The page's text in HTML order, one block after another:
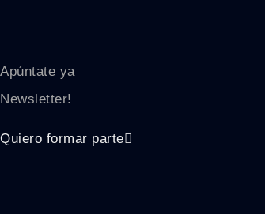
Apúntate ya
Newsletter!
Quiero formar parte